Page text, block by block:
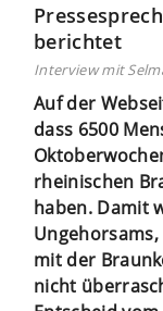
berichtet
Interview mit
Auf der
dass 6500
rheinischen
haben. Damit
mit der
nicht